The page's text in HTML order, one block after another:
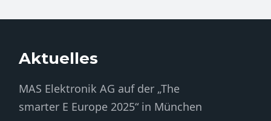
Aktuelles
MAS Elektronik AG auf der „The
smarter E Europe 2025“ in München